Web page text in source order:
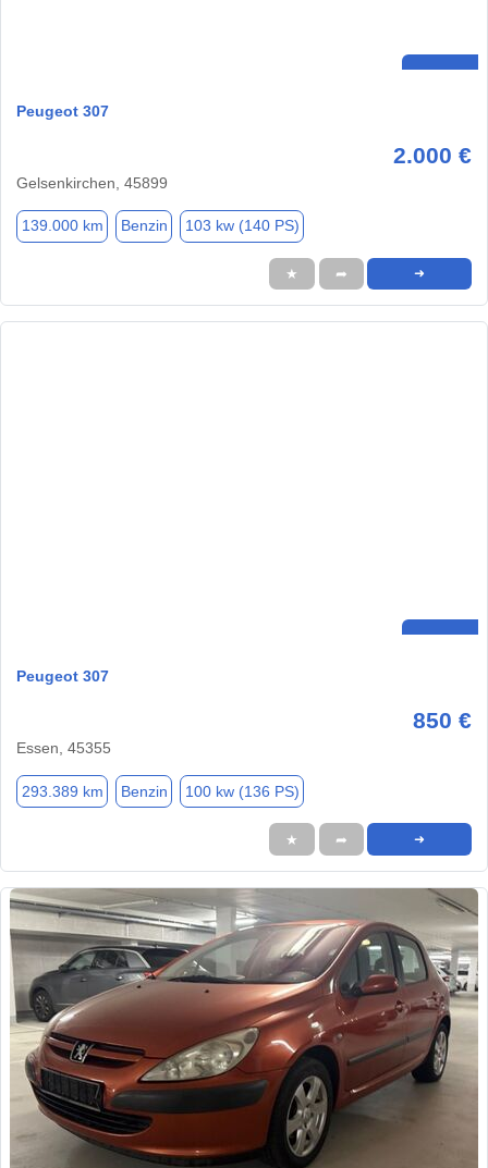
Peugeot 307
2.000 €
Gelsenkirchen, 45899
139.000 km Benzin 103 kw (140 PS)
★ ➦ ➜
Peugeot 307
850 €
Essen, 45355
293.389 km Benzin 100 kw (136 PS)
★ ➦ ➜